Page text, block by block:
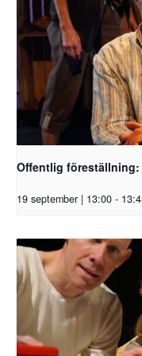
Offentlig föreställning:
19 september | 13:00 -